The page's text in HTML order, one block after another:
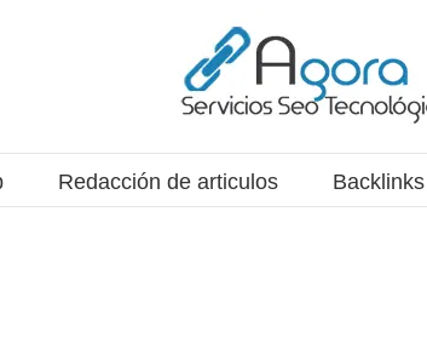
Redacción de articulos Backlinks